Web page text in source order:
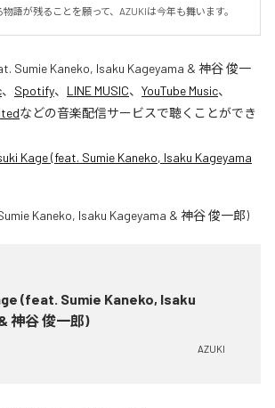
語が残ることを願って、AZUKIは今年も舞います。
Sumie Kaneko, Isaku Kageyama & 神谷 俊一
、 Spotify、 LINE MUSIC、 YouTube Music、
などの音楽配信サービスで聴くことができ
Kage (feat. Sumie Kaneko, Isaku Kageyama
(feat. Sumie Kaneko, Isaku
神谷 俊一郎)
AZUKI